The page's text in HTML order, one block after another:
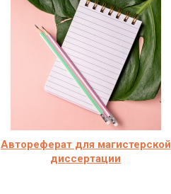
Автореферат для магистерской
диссертации